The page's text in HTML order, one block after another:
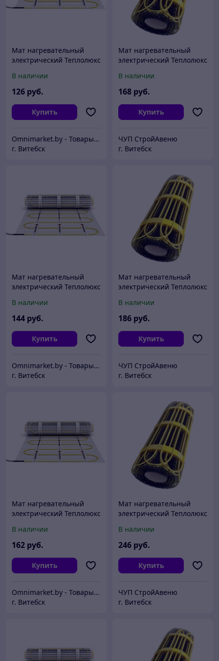
Мат нагревательный
электрический Теплолюкс
Россия
В наличии
126 руб.
Купить
Omnimarket.by - Товары для дома и стройки с доставкой по Беларуси
г. Витебск
Мат нагревательный
электрический Теплолюкс
Россия
В наличии
168 руб.
Купить
ЧУП СтройАвеню
г. Витебск
Мат нагревательный
электрический Теплолюкс
Россия
В наличии
144 руб.
Купить
Omnimarket.by - Товары для дома и стройки с доставкой по Беларуси
г. Витебск
Мат нагревательный
электрический Теплолюкс
Россия
В наличии
186 руб.
Купить
ЧУП СтройАвеню
г. Витебск
Мат нагревательный
электрический Теплолюкс
Россия
В наличии
162 руб.
Купить
Omnimarket.by - Товары для дома и стройки с доставкой по Беларуси
г. Витебск
Мат нагревательный
электрический Теплолюкс
Россия
В наличии
246 руб.
Купить
ЧУП СтройАвеню
г. Витебск